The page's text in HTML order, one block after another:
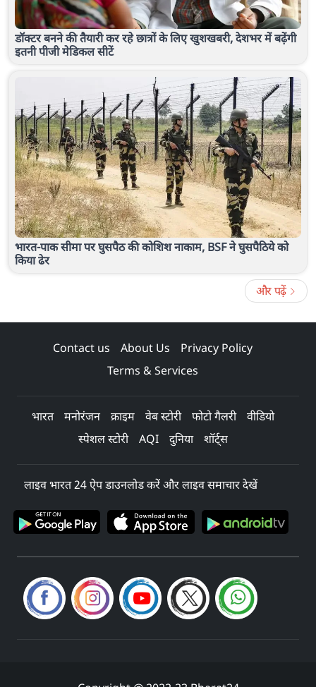
डॉक्टर बनने की तैयारी कर रहे छात्रों के लिए खुशखबरी, देशभर में बढ़ेंगी
इतनी पीजी मेडिकल सीटें
भारत-पाक सीमा पर घुसपैठ की कोशिश नाकाम, BSF ने घुसपैठिये को
किया ढेर
और पढ़ें
Contact us About Us
Privacy Policy
Terms & Services
भारत मनोरंजन क्राइम वेब स्टोरी फोटो गैलरी
वीडियो
स्पेशल स्टोरी
AQI दुनिया शॉर्ट्स
लाइव भारत 24 ऐप डाउनलोड करें और लाइव समाचार देखें